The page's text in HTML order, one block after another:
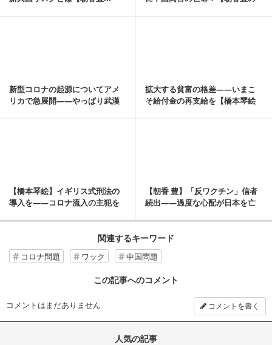
新型コロナの起源についてアメ
リカで急展開――やっぱり武漢
拡大する貧富の格差――いまこ
そ給付金の再支給を【橋本琴絵
【橋本琴絵】イギリス式刑法の
導入を――コロナ流入の主犯を
【朝香 豊】「反ワクチン」信者
続出――過度な心配が日本を亡
関連するキーワード
コロナ問題 ワック 中国問題
この記事へのコメント
コメントはまだありません コメントを書く
人気の記事